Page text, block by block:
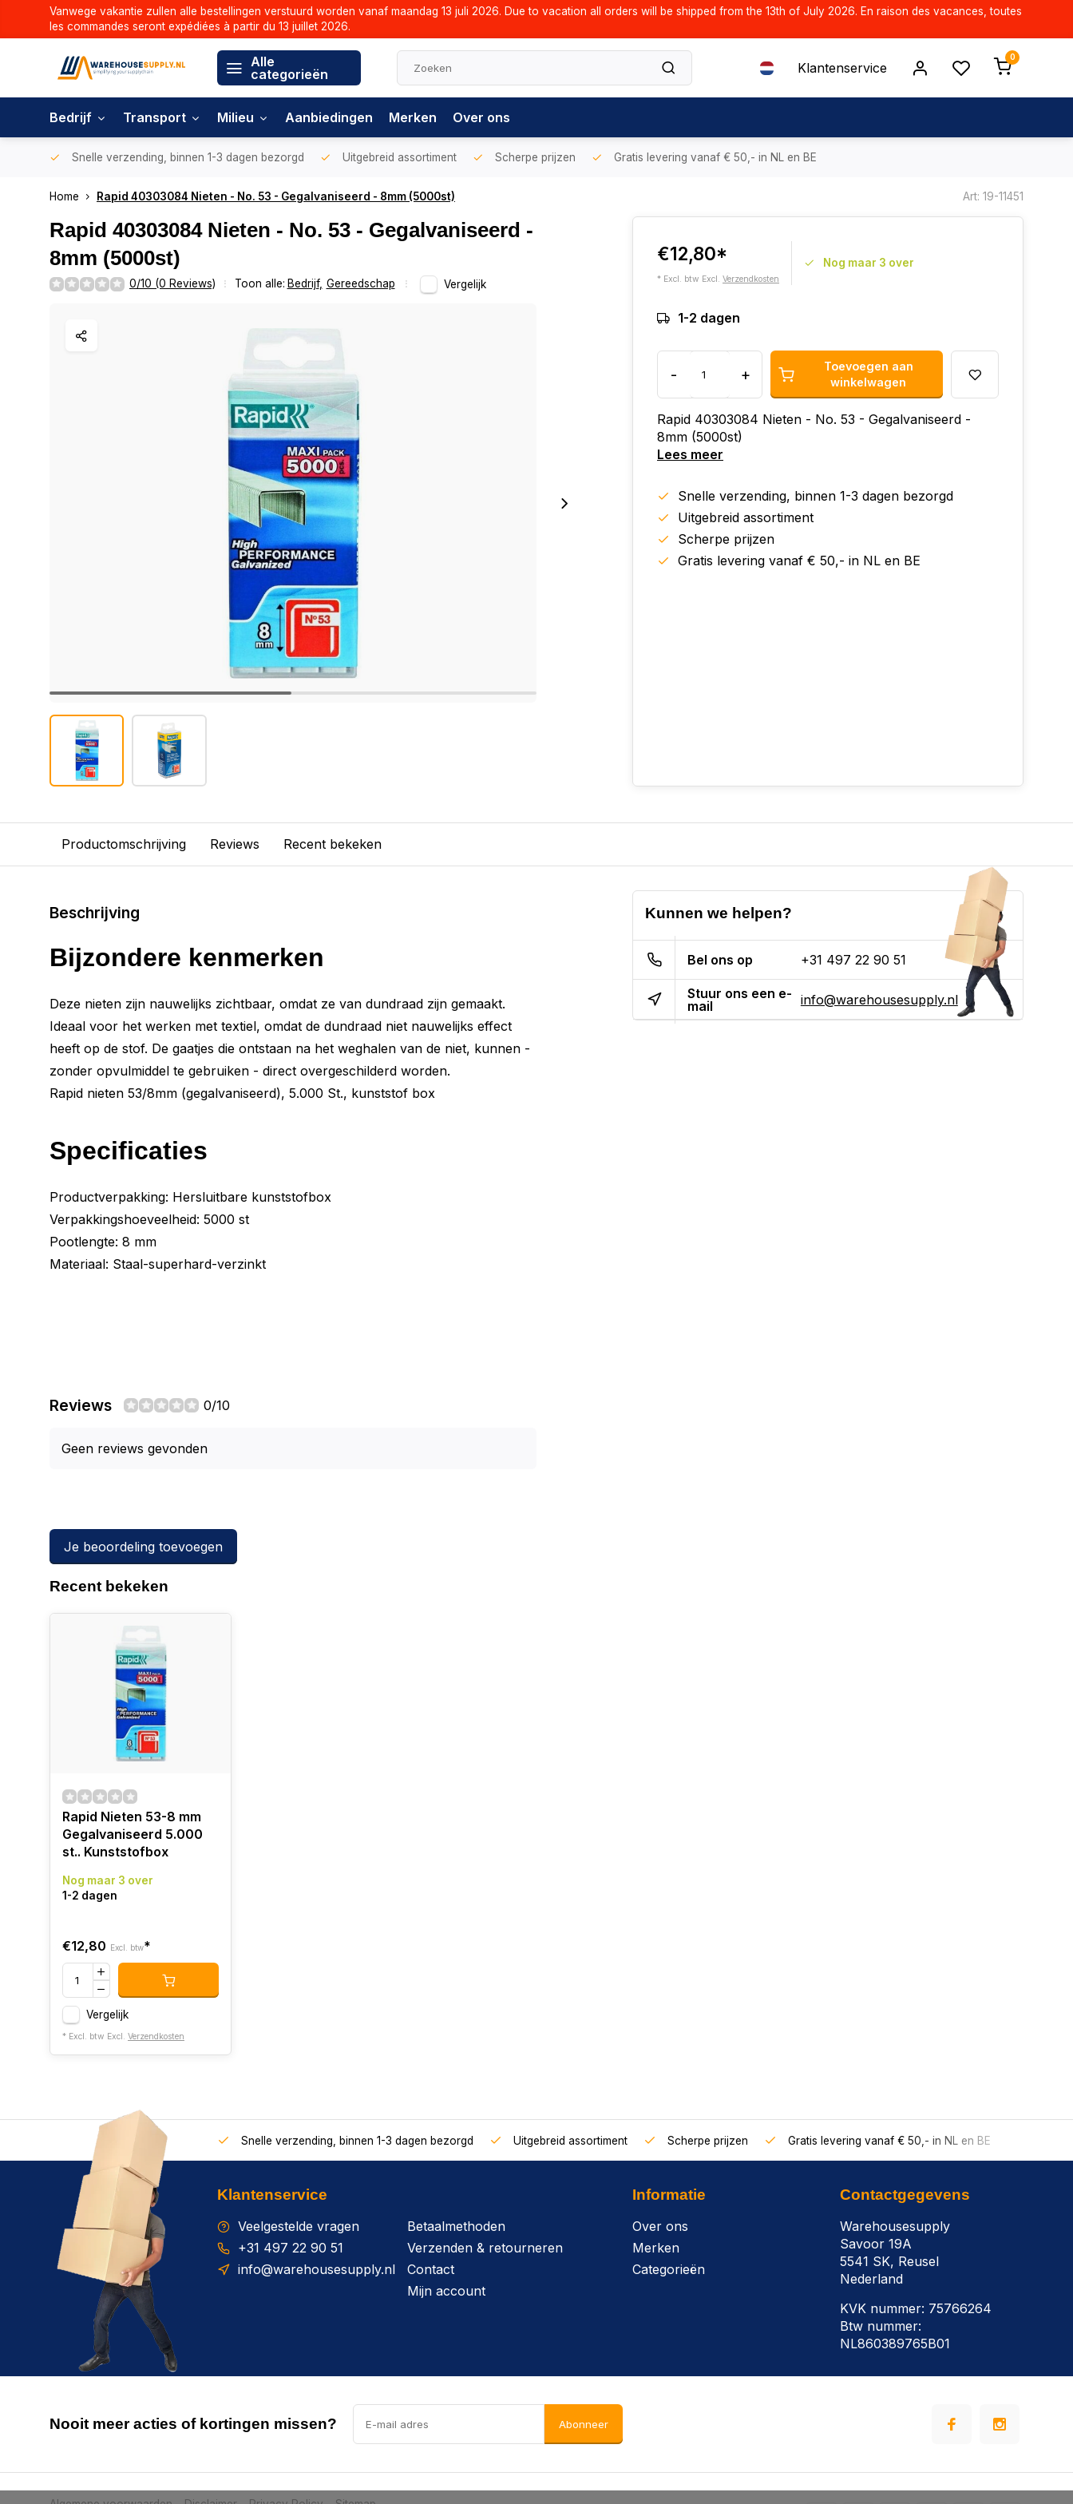
Vanwege vakantie zullen alle bestellingen verstuurd worden vanaf maandag 13 juli 2026. Due to vacation all orders will be shipped from the 13th of July 2026. En raison des vacances, toutes
les commandes seront expédiées à partir du 13 juillet 2026.
Alle
categorieën
Klantenservice
0
Bedrijf Transport Milieu Aanbiedingen Merken Over ons
Snelle verzending, binnen 1-3 dagen bezorgd Uitgebreid assortiment Scherpe prijzen Gratis levering vanaf € 50,- in NL en BE
Home Rapid 40303084 Nieten - No. 53 - Gegalvaniseerd - 8mm (5000st) Art: 19-11451
Rapid 40303084 Nieten - No. 53 - Gegalvaniseerd -
8mm (5000st)
0/10 (0 Reviews) Toon alle: Bedrijf, Gereedschap Vergelijk
€12,80*
* Excl. btw Excl. Verzendkosten
Nog maar 3 over
1-2 dagen
- +
Toevoegen aan
winkelwagen
Rapid 40303084 Nieten - No. 53 - Gegalvaniseerd -
8mm (5000st)
Lees meer
Snelle verzending, binnen 1-3 dagen bezorgd
Uitgebreid assortiment
Scherpe prijzen
Gratis levering vanaf € 50,- in NL en BE
Productomschrijving Reviews Recent bekeken
Beschrijving
Bijzondere kenmerken
Deze nieten zijn nauwelijks zichtbaar, omdat ze van dundraad zijn gemaakt.
Ideaal voor het werken met textiel, omdat de dundraad niet nauwelijks effect
heeft op de stof. De gaatjes die ontstaan na het weghalen van de niet, kunnen -
zonder opvulmiddel te gebruiken - direct overgeschilderd worden.
Rapid nieten 53/8mm (gegalvaniseerd), 5.000 St., kunststof box
Specificaties
Productverpakking: Hersluitbare kunststofbox
Verpakkingshoeveelheid: 5000 st
Pootlengte: 8 mm
Materiaal: Staal-superhard-verzinkt
Reviews 0/10
Geen reviews gevonden
Je beoordeling toevoegen
Kunnen we helpen?
Bel ons op +31 497 22 90 51
Stuur ons een e-
mail
info@warehousesupply.nl
Recent bekeken
Rapid Nieten 53-8 mm
Gegalvaniseerd 5.000
st.. Kunststofbox
Nog maar 3 over
1-2 dagen
€12,80 Excl. btw*
Vergelijk
* Excl. btw Excl. Verzendkosten
Snelle verzending, binnen 1-3 dagen bezorgd Uitgebreid assortiment Scherpe prijzen Gratis levering vanaf € 50,- in NL en BE
Klantenservice
Veelgestelde vragen
+31 497 22 90 51
info@warehousesupply.nl
Betaalmethoden
Verzenden & retourneren
Contact
Mijn account
Informatie
Over ons
Merken
Categorieën
Contactgegevens
Warehousesupply
Savoor 19A
5541 SK, Reusel
Nederland
KVK nummer: 75766264
Btw nummer:
NL860389765B01
Nooit meer acties of kortingen missen? Abonneer